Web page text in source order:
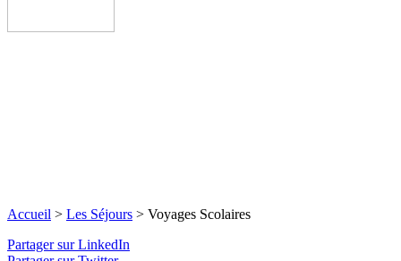
Accueil > Les Séjours > Voyages Scolaires
Partager sur LinkedIn